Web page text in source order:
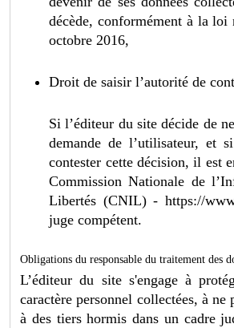
décède, conformément à la loi
octobre 2016,
Droit de saisir l’autorité de
Si l’éditeur du site décide de
demande de l’utilisateur, et
contester cette décision, il est
Commission Nationale de
Libertés (CNIL) - https://
juge compétent.
Obligations du responsable du traitement des
L’éditeur du site s'engage à
caractère personnel collectées, à ne
à des tiers hormis dans un cadre